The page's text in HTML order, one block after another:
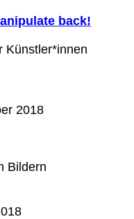
back!
Künstler*innen
2018
Bildern